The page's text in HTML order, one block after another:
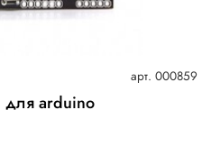
арт. 000859
для arduino